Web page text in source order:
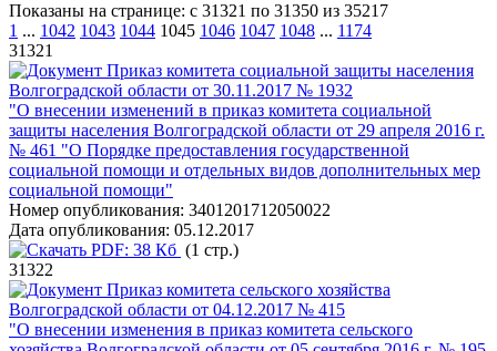
Показаны на странице: с 31321 по 31350 из 35217
1 ... 1042 1043 1044 1045 1046 1047 1048 ... 1174
31321
Приказ комитета социальной защиты населения
Волгоградской области от 30.11.2017 № 1932
"О внесении изменений в приказ комитета социальной
защиты населения Волгоградской области от 29 апреля 2016 г.
№ 461 "О Порядке предоставления государственной
социальной помощи и отдельных видов дополнительных мер
социальной помощи"
Номер опубликования: 3401201712050022
Дата опубликования: 05.12.2017
PDF: 38 Кб (1 стр.)
31322
Приказ комитета сельского хозяйства
Волгоградской области от 04.12.2017 № 415
"О внесении изменения в приказ комитета сельского